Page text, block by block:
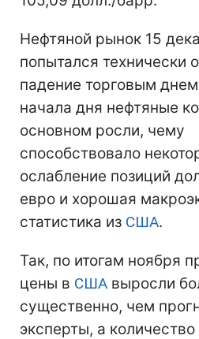
Нефтяной рынок 15
попытался технически
падение торговым
начала дня нефтяные
основном росли, чему
способствовало
ослабление позиций
евро и хорошая
статистика из США.
Так, по итогам ноября
цены в США выросли
существенно, чем
эксперты, а